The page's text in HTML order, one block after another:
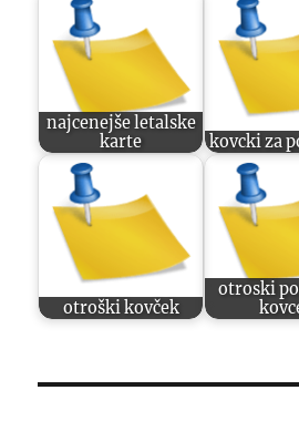
najcenejše letalske
karte
kovcki za
otroški kovček
otroski